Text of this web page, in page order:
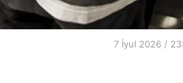
7 İyul 2026 /